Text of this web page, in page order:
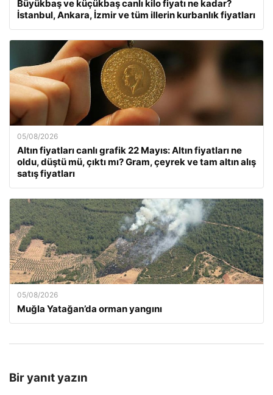
Büyükbaş ve küçükbaş canlı kilo fiyatı ne kadar?
İstanbul, Ankara, İzmir ve tüm illerin kurbanlık fiyatları
05/08/2026
Altın fiyatları canlı grafik 22 Mayıs: Altın fiyatları ne
oldu, düştü mü, çıktı mı? Gram, çeyrek ve tam altın alış
satış fiyatları
05/08/2026
Muğla Yatağan’da orman yangını
Bir yanıt yazın